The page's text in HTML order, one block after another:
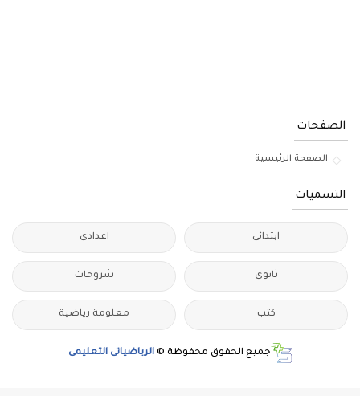
الصفحات
الصفحة الرئيسية
التسميات
ابتدائى اعدادى
ثانوى شروحات
كتب معلومة رياضية
جميع الحقوق محفوظة © الرياضياتى التعليمى